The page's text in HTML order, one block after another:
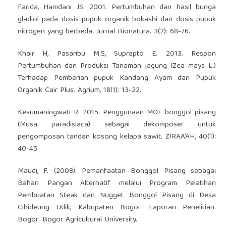
Farida, Hamdani JS. 2001. Pertumbuhan dan hasil bunga
gladiol pada dosis pupuk organik bokashi dan dosis pupuk
nitrogen yang berbeda. Jurnal Bionatura. 3(2): 68-76.
Khair H, Pasaribu M.S, Suprapto E. 2013. Respon
Pertumbuhan dan Produksi Tanaman jagung (Zea mays L.)
Terhadap Pemberian pupuk Kandang Ayam dan Pupuk
Organik Cair Plus. Agrium, 18(1): 13-22.
Kesumaningwati R. 2015. Penggunaan MOL bonggol pisang
(Musa paradisiaca) sebagai dekomposer untuk
pengomposan tandan kosong kelapa sawit. ZIRAA’AH, 40(1):
40-45
Maudi, F. (2008). Pemanfaatan Bonggol Pisang sebagai
Bahan Pangan Alternatif melalui Program Pelatihan
Pembuatan Steak dan Nugget Bonggol Pisang di Desa
Cihideung Udik, Kabupaten Bogor. Laporan Penelitian.
Bogor: Bogor Agricultural University.